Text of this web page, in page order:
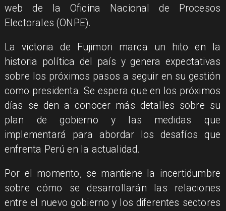
web de la Oficina Nacional de Procesos
Electorales (ONPE).
La victoria de Fujimori marca un hito en la
historia política del país y genera expectativas
sobre los próximos pasos a seguir en su gestión
como presidenta. Se espera que en los próximos
días se den a conocer más detalles sobre su
plan de gobierno y las medidas que
implementará para abordar los desafíos que
enfrenta Perú en la actualidad.
Por el momento, se mantiene la incertidumbre
sobre cómo se desarrollarán las relaciones
entre el nuevo gobierno y los diferentes sectores